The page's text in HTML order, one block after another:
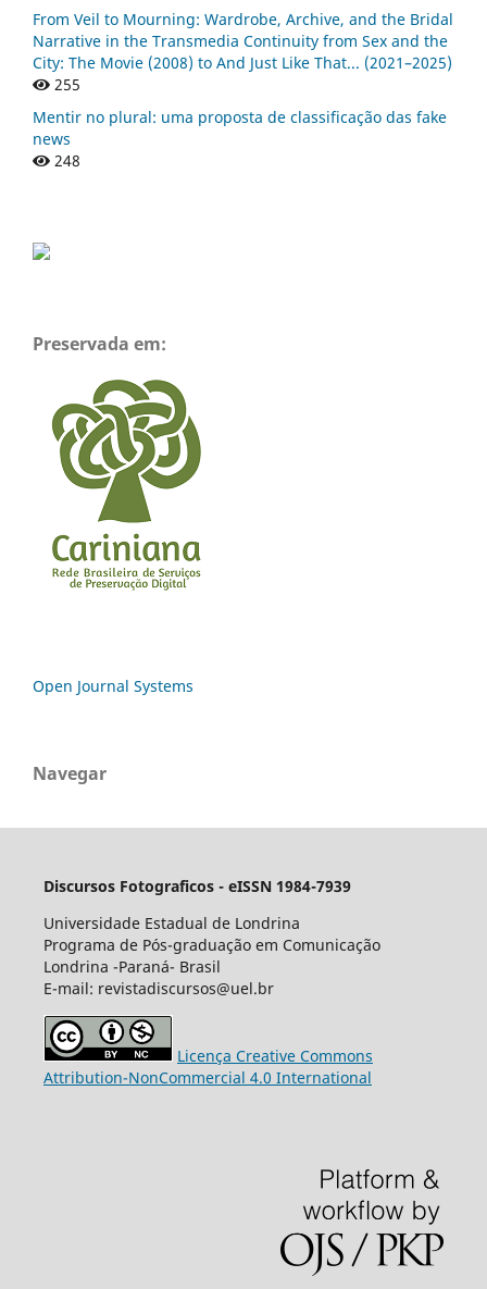
From Veil to Mourning: Wardrobe, Archive, and the Bridal
Narrative in the Transmedia Continuity from Sex and the
City: The Movie (2008) to And Just Like That... (2021–2025)
255
Mentir no plural: uma proposta de classificação das fake
news
248
Preservada em:
Open Journal Systems
Navegar
Discursos Fotograficos - eISSN 1984-7939
Universidade Estadual de Londrina
Programa de Pós-graduação em Comunicação
Londrina -Paraná- Brasil
E-mail: revistadiscursos@uel.br
Licença Creative Commons
Attribution-NonCommercial 4.0 International